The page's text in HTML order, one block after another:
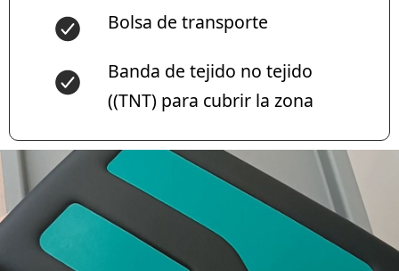
Bolsa de transporte
Banda de tejido no tejido
((TNT) para cubrir la zona